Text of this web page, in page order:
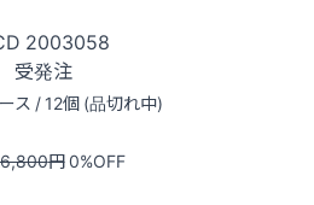
2003058
受発注
ス / 12個 (品切れ中)
円0%OFF